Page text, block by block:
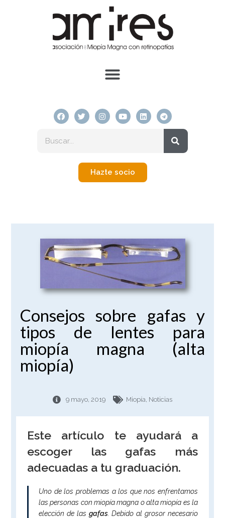
Hazte socio
Consejos sobre gafas y
tipos de lentes para
miopía magna (alta
miopía)
9 mayo, 2019 Miopía, Noticias
Este artículo te ayudará a
escoger las gafas más
adecuadas a tu graduación.
Uno de los problemas a los que nos enfrentamos
las personas con miopía magna o alta miopía es la
elección de las gafas. Debido al grosor necesario